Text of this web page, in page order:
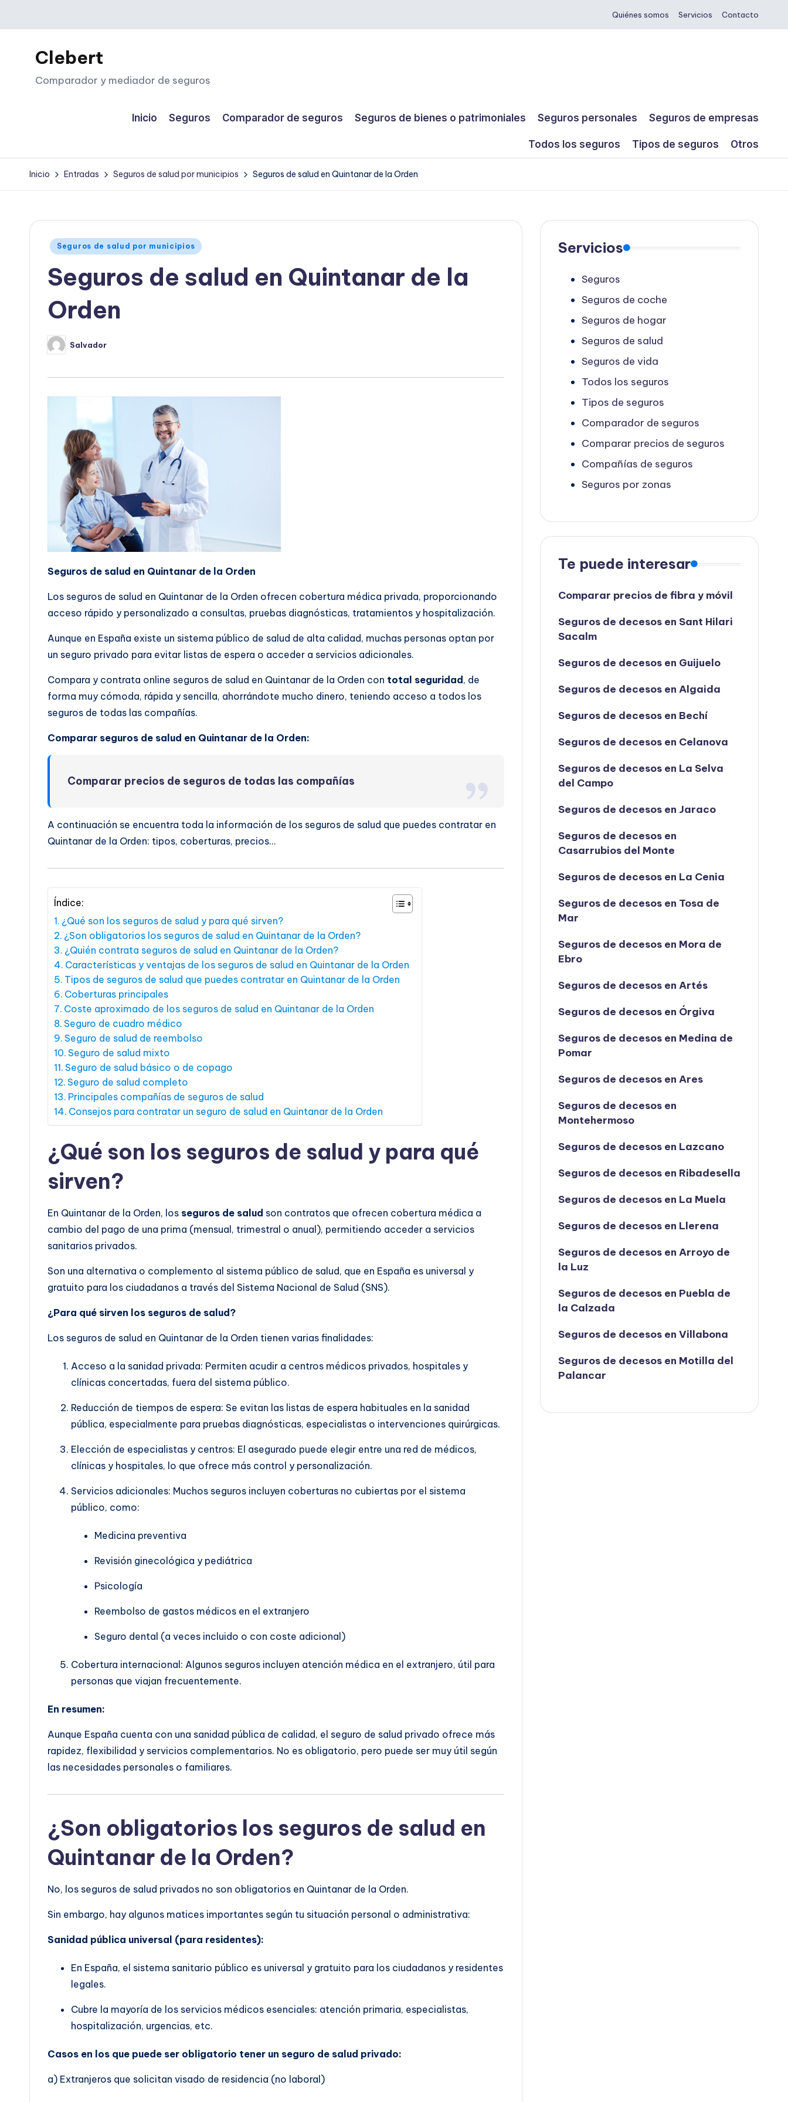
Saltar
contenido
Quiénes somos Servicios Contacto
Clebert
Comparador y mediador de seguros
Inicio Seguros Comparador de seguros Seguros de bienes o patrimoniales Seguros personales Seguros de empresas
Todos los seguros Tipos de seguros Otros
Inicio Entradas Seguros de salud por municipios Seguros de salud en Quintanar de la Orden
Publicado
Seguros de salud por municipios
Seguros de salud en Quintanar de la
Orden
Publicado
por
Salvador
Seguros de salud en Quintanar de la Orden
Los seguros de salud en Quintanar de la Orden ofrecen cobertura médica privada, proporcionando
acceso rápido y personalizado a consultas, pruebas diagnósticas, tratamientos y hospitalización.
Aunque en España existe un sistema público de salud de alta calidad, muchas personas optan por
un seguro privado para evitar listas de espera o acceder a servicios adicionales.
Compara y contrata online seguros de salud en Quintanar de la Orden con total seguridad , de
forma muy cómoda, rápida y sencilla, ahorrándote mucho dinero, teniendo acceso a todos los
seguros de todas las compañías.
Comparar seguros de salud en Quintanar de la Orden:
Comparar precios de seguros de todas las compañías
A continuación se encuentra toda la información de los seguros de salud que puedes contratar en
Quintanar de la Orden: tipos, coberturas, precios…
Índice:
¿Qué son los seguros de salud y para qué sirven?
¿Son obligatorios los seguros de salud en Quintanar de la Orden?
¿Quién contrata seguros de salud en Quintanar de la Orden?
Características y ventajas de los seguros de salud en Quintanar de la Orden
Tipos de seguros de salud que puedes contratar en Quintanar de la Orden
Coberturas principales
Coste aproximado de los seguros de salud en Quintanar de la Orden
Seguro de cuadro médico
Seguro de salud de reembolso
Seguro de salud mixto
Seguro de salud básico o de copago
Seguro de salud completo
Principales compañías de seguros de salud
Consejos para contratar un seguro de salud en Quintanar de la Orden
¿Qué son los seguros de salud y para qué
sirven?
En Quintanar de la Orden, los seguros de salud son contratos que ofrecen cobertura médica a
cambio del pago de una prima (mensual, trimestral o anual), permitiendo acceder a servicios
sanitarios privados.
Son una alternativa o complemento al sistema público de salud, que en España es universal y
gratuito para los ciudadanos a través del Sistema Nacional de Salud (SNS).
¿Para qué sirven los seguros de salud?
Los seguros de salud en Quintanar de la Orden tienen varias finalidades:
Acceso a la sanidad privada: Permiten acudir a centros médicos privados, hospitales y
clínicas concertadas, fuera del sistema público.
Reducción de tiempos de espera: Se evitan las listas de espera habituales en la sanidad
pública, especialmente para pruebas diagnósticas, especialistas o intervenciones quirúrgicas.
Elección de especialistas y centros: El asegurado puede elegir entre una red de médicos,
clínicas y hospitales, lo que ofrece más control y personalización.
Servicios adicionales: Muchos seguros incluyen coberturas no cubiertas por el sistema
público, como:
Medicina preventiva
Revisión ginecológica y pediátrica
Psicología
Reembolso de gastos médicos en el extranjero
Seguro dental (a veces incluido o con coste adicional)
Cobertura internacional: Algunos seguros incluyen atención médica en el extranjero, útil para
personas que viajan frecuentemente.
En resumen:
Aunque España cuenta con una sanidad pública de calidad, el seguro de salud privado ofrece más
rapidez, flexibilidad y servicios complementarios. No es obligatorio, pero puede ser muy útil según
las necesidades personales o familiares.
¿Son obligatorios los seguros de salud en
Quintanar de la Orden?
No, los seguros de salud privados no son obligatorios en Quintanar de la Orden.
Sin embargo, hay algunos matices importantes según tu situación personal o administrativa:
Sanidad pública universal (para residentes):
En España, el sistema sanitario público es universal y gratuito para los ciudadanos y residentes
legales.
Cubre la mayoría de los servicios médicos esenciales: atención primaria, especialistas,
hospitalización, urgencias, etc.
Casos en los que puede ser obligatorio tener un seguro de salud privado:
a) Extranjeros que solicitan visado de residencia (no laboral)
Servicios
Seguros
Seguros de coche
Seguros de hogar
Seguros de salud
Seguros de vida
Todos los seguros
Tipos de seguros
Comparador de seguros
Comparar precios de seguros
Compañías de seguros
Seguros por zonas
Te puede interesar
Comparar precios de fibra y móvil
Seguros de decesos en Sant Hilari
Sacalm
Seguros de decesos en Guijuelo
Seguros de decesos en Algaida
Seguros de decesos en Bechí
Seguros de decesos en Celanova
Seguros de decesos en La Selva
del Campo
Seguros de decesos en Jaraco
Seguros de decesos en
Casarrubios del Monte
Seguros de decesos en La Cenia
Seguros de decesos en Tosa de
Mar
Seguros de decesos en Mora de
Ebro
Seguros de decesos en Artés
Seguros de decesos en Órgiva
Seguros de decesos en Medina de
Pomar
Seguros de decesos en Ares
Seguros de decesos en
Montehermoso
Seguros de decesos en Lazcano
Seguros de decesos en Ribadesella
Seguros de decesos en La Muela
Seguros de decesos en Llerena
Seguros de decesos en Arroyo de
la Luz
Seguros de decesos en Puebla de
la Calzada
Seguros de decesos en Villabona
Seguros de decesos en Motilla del
Palancar